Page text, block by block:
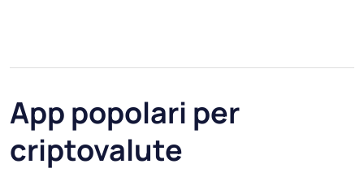
App popolari per
criptovalute